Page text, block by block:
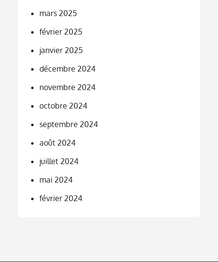
mars 2025
février 2025
janvier 2025
décembre 2024
novembre 2024
octobre 2024
septembre 2024
août 2024
juillet 2024
mai 2024
février 2024